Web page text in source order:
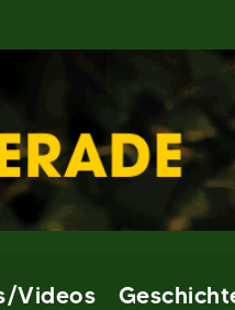
Videos